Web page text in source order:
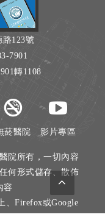
路123號
7901
轉1108
菸醫院 影片專區
院所有，一切內容
何形式儲存、散佈
容
、Firefox或Google